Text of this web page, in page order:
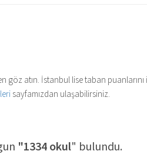
göz atın. İstanbul lise taban
sayfamızdan ulaşabilirsiniz.
"1334 okul" bulundu.